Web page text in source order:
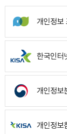
개인정보
한국인터
개인정보
개인정보